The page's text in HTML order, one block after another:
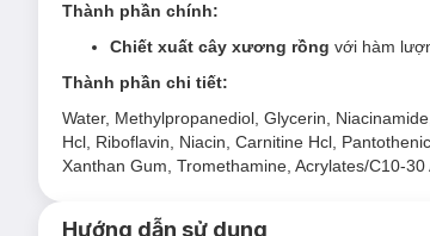
Thành phần chính:
Chiết xuất cây xương rồng với hàm
Thành phần chi tiết:
Water, Methylpropanediol, Glycerin,
Hcl, Riboflavin, Niacin, Carnitine Hcl,
Xanthan Gum, Tromethamine, Acrylates/C10-
Hướng dẫn sử dụng